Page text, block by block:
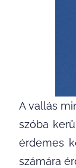
A vallás
szóba
érdemes
számára